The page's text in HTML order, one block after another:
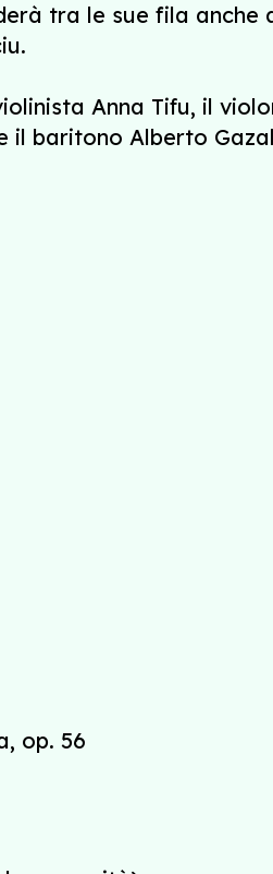
tra le sue fila
Anna Tifu, il
il baritono Alberto
op. 56